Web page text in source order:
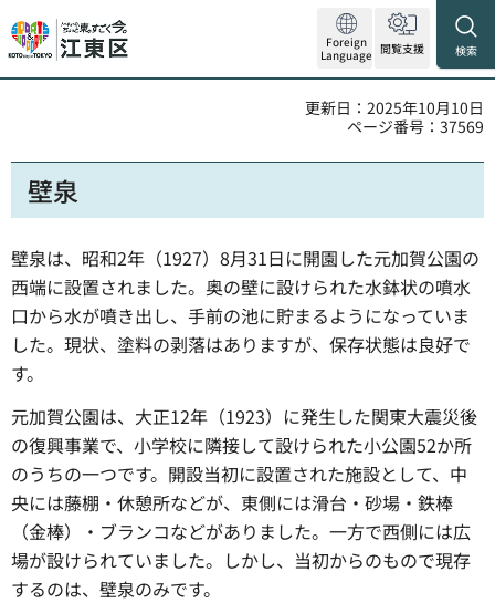
Foreign
Language 閲覧支援 検索
更新日：2025年10月10日
ページ番号：37569
壁泉
壁泉は、昭和2年（1927）8月31日に開園した元加賀公園の
西端に設置されました。奥の壁に設けられた水鉢状の噴水
口から水が噴き出し、手前の池に貯まるようになっていま
した。現状、塗料の剥落はありますが、保存状態は良好で
す。
元加賀公園は、大正12年（1923）に発生した関東大震災後
の復興事業で、小学校に隣接して設けられた小公園52か所
のうちの一つです。開設当初に設置された施設として、中
央には藤棚・休憩所などが、東側には滑台・砂場・鉄棒
（金棒）・ブランコなどがありました。一方で西側には広
場が設けられていました。しかし、当初からのもので現存
するのは、壁泉のみです。